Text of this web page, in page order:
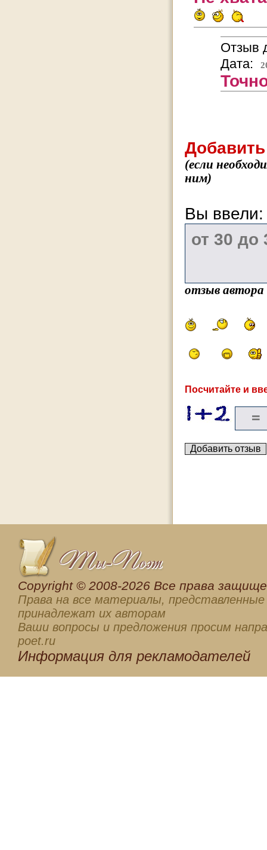
Отзыв
Дата:
(если
ним)
Вы
отзыв
Посчитайте и
Сopyright © 2008-2026 Все права
Права на все материалы, представленные
принадлежат их авторам
Ваши вопросы и предложения просим
poet.ru
Информация для рекламодателей